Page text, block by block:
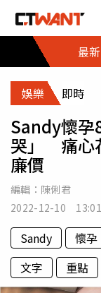
最新
娛樂 即時
Sandy懷孕
哭」 痛心
廉價
編輯： 陳俐君
2022-12-10 13:01
Sandy 懷孕
文字
重點